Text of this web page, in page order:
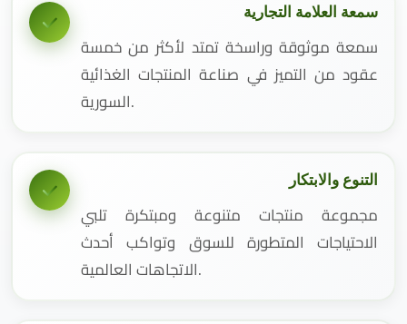
سمعة العلامة التجارية
سمعة موثوقة وراسخة تمتد لأكثر من خمسة
عقود من التميز في صناعة المنتجات الغذائية
السورية.
التنوع والابتكار
مجموعة منتجات متنوعة ومبتكرة تلبي
الاحتياجات المتطورة للسوق وتواكب أحدث
الاتجاهات العالمية.